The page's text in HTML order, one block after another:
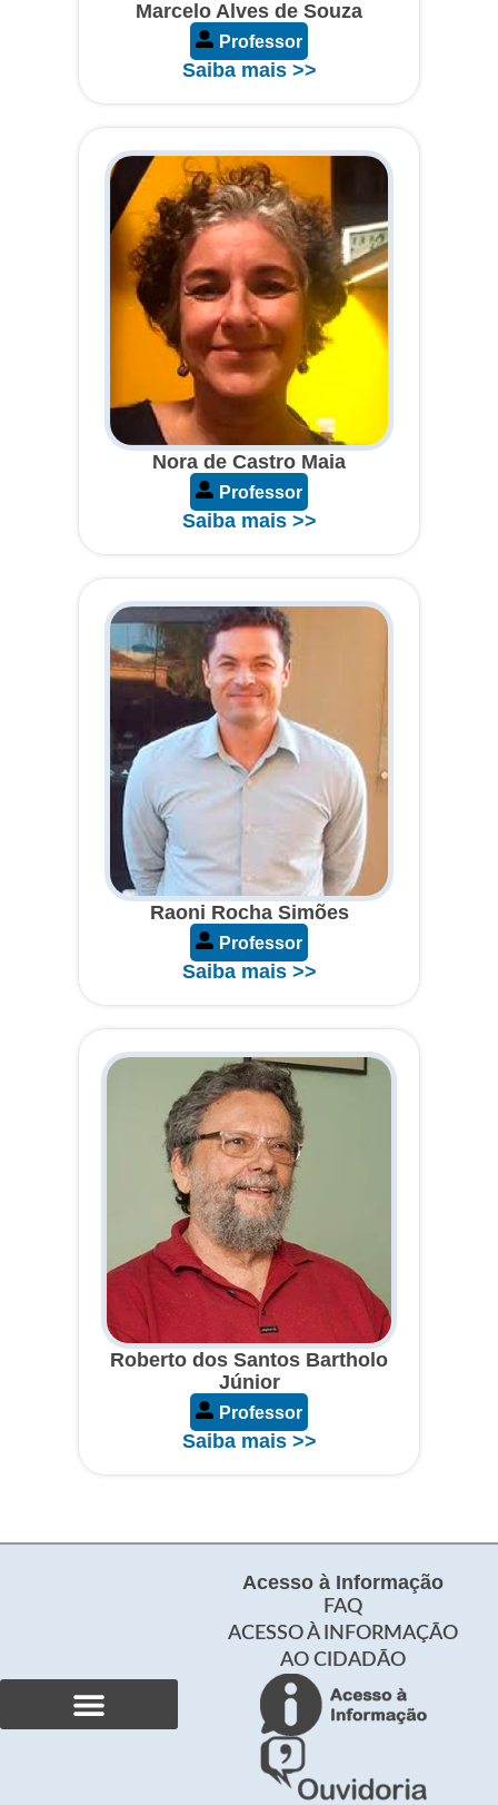
Marcelo Alves de Souza
Professor
Saiba mais >>
Nora de Castro Maia
Professor
Saiba mais >>
Raoni Rocha Simões
Professor
Saiba mais >>
Roberto dos Santos Bartholo
Júnior
Professor
Saiba mais >>
Acesso à Informação
FAQ
ACESSO À INFORMAÇÃO
AO CIDADÃO